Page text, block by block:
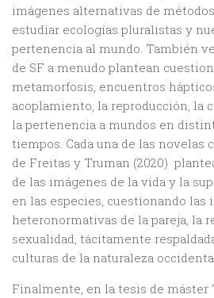
imágenes alternativas de
estudiar ecologías pluralistas y
pertenencia al mundo. También
de SF a menudo plantean
metamorfosis, encuentros
acoplamiento, la reproducción, la
la pertenencia a mundos en
tiempos. Cada una de las novelas
de Freitas y Truman (2020)
de las imágenes de la vida y la
en las especies, cuestionando las
heteronormativas de la pareja, la
sexualidad, tácitamente
culturas de la naturaleza
Finalmente, en la tesis de máster